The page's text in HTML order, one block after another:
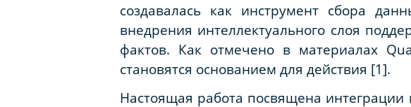
создавалась как инструмент сбора
внедрения интеллектуального слоя
фактов. Как отмечено в материалах
становятся основанием для действия [1].
Настоящая работа посвящена